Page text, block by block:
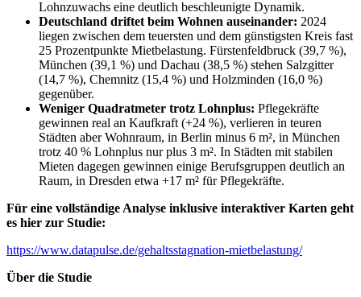
Lohnzuwachs eine deutlich beschleunigte Dynamik.
Deutschland driftet beim Wohnen auseinander: 2024
liegen zwischen dem teuersten und dem günstigsten Kreis fast
25 Prozentpunkte Mietbelastung. Fürstenfeldbruck (39,7 %),
München (39,1 %) und Dachau (38,5 %) stehen Salzgitter
(14,7 %), Chemnitz (15,4 %) und Holzminden (16,0 %)
gegenüber.
Weniger Quadratmeter trotz Lohnplus: Pflegekräfte
gewinnen real an Kaufkraft (+24 %), verlieren in teuren
Städten aber Wohnraum, in Berlin minus 6 m², in München
trotz 40 % Lohnplus nur plus 3 m². In Städten mit stabilen
Mieten dagegen gewinnen einige Berufsgruppen deutlich an
Raum, in Dresden etwa +17 m² für Pflegekräfte.
Für eine vollständige Analyse inklusive interaktiver Karten geht
es hier zur Studie:
https://www.datapulse.de/gehaltsstagnation-mietbelastung/
Über die Studie